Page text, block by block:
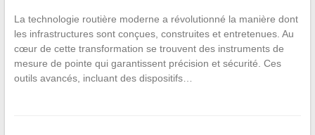
La technologie routière moderne a révolutionné la manière dont
les infrastructures sont conçues, construites et entretenues. Au
cœur de cette transformation se trouvent des instruments de
mesure de pointe qui garantissent précision et sécurité. Ces
outils avancés, incluant des dispositifs…